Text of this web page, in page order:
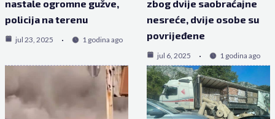
nastale ogromne gužve,
policija na terenu
jul 23, 2025 1 godina ago
zbog dvije saobraćajne
nesreće, dvije osobe su
povrijeđene
jul 6, 2025 1 godina ago